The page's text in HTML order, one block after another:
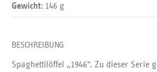
Gewicht: 146 g
BESCHREIBUNG
Spaghettilöffel „1946“. Zu dieser Serie